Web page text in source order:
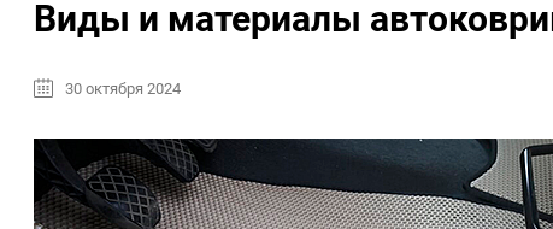
Aston Martin Audi
BMW
Cadillac
Chevrolet Chrysler
Виды и материалы
30 октября 2024